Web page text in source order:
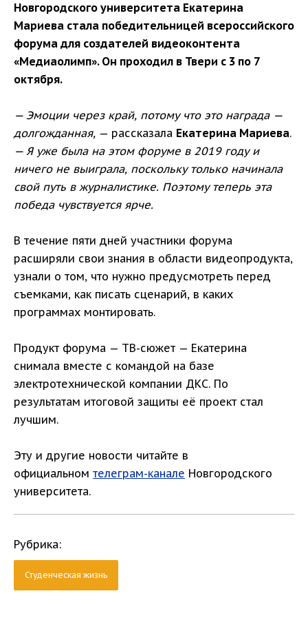
Новгородского университета Екатерина
Мариева стала победительницей всероссийского
форума для создателей видеоконтента
«Медиаолимп». Он проходил в Твери с 3 по 7
октября.
— Эмоции через край, потому что это награда —
долгожданная, — рассказала Екатерина Мариева.
— Я уже была на этом форуме в 2019 году и
ничего не выиграла, поскольку только начинала
свой путь в журналистике. Поэтому теперь эта
победа чувствуется ярче.
В течение пяти дней участники форума
расширяли свои знания в области видеопродукта,
узнали о том, что нужно предусмотреть перед
съемками, как писать сценарий, в каких
программах монтировать.
Продукт форума — ТВ-сюжет — Екатерина
снимала вместе с командой на базе
электротехнической компании ДКС. По
результатам итоговой защиты её проект стал
лучшим.
Эту и другие новости читайте в
официальном телеграм-канале Новгородского
университета.
Рубрика:
Студенческая жизнь